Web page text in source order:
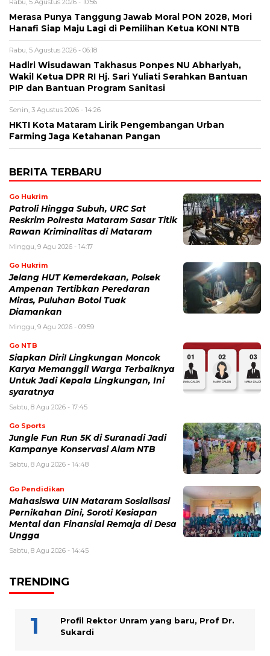
Rabu, 5 Agustus 2026 - 10:56
Merasa Punya Tanggung Jawab Moral PON 2028, Mori
Hanafi Siap Maju Lagi di Pemilihan Ketua KONI NTB
Rabu, 5 Agustus 2026 - 06:18
Hadiri Wisudawan Takhasus Ponpes NU Abhariyah,
Wakil Ketua DPR RI Hj. Sari Yuliati Serahkan Bantuan
PIP dan Bantuan Program Sanitasi
Senin, 3 Agustus 2026 - 14:26
HKTI Kota Mataram Lirik Pengembangan Urban
Farming Jaga Ketahanan Pangan
BERITA TERBARU
Go Hukrim
Patroli Hingga Subuh, URC Sat
Reskrim Polresta Mataram Sasar Titik
Rawan Kriminalitas di Mataram
Minggu, 9 Agu 2026 - 14:17
Go Hukrim
Jelang HUT Kemerdekaan, Polsek
Ampenan Tertibkan Peredaran
Miras, Puluhan Botol Tuak
Diamankan
Minggu, 9 Agu 2026 - 09:59
Go NTB
Siapkan Diri! Lingkungan Moncok
Karya Memanggil Warga Terbaiknya
Untuk Jadi Kepala Lingkungan, Ini
syaratnya
Sabtu, 8 Agu 2026 - 17:45
Go Sports
Jungle Fun Run 5K di Suranadi Jadi
Kampanye Konservasi Alam NTB
Sabtu, 8 Agu 2026 - 14:48
Go Pendidikan
Mahasiswa UIN Mataram Sosialisasi
Pernikahan Dini, Soroti Kesiapan
Mental dan Finansial Remaja di Desa
Ungga
Sabtu, 8 Agu 2026 - 14:45
TRENDING
Profil Rektor Unram yang baru, Prof Dr.
Sukardi